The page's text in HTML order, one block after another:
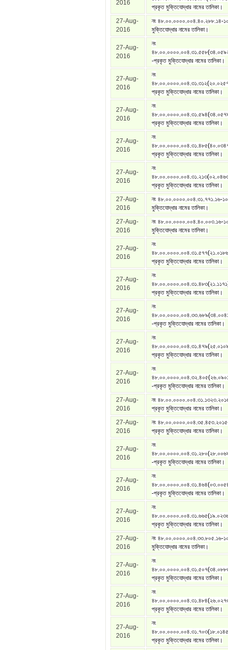
2016
প্রকৃত মুক্তিযোদ্ধার নামের তালিকা।
27-Aug-
2016
নং ৪৮.০০.০০০০.০০৪.৪০.২৮৮.১৪-
মুক্তিযোদ্ধার নামের তালিকা।
27-Aug-
2016
নং
-প্রকৃত মুক্তিযোদ্ধার নামের তালিকা।
27-Aug-
2016
নং
প্রকৃত মুক্তিযোদ্ধার নামের তালিকা।
27-Aug-
2016
নং
প্রকৃত মুক্তিযোদ্ধার নামের তালিকা।
27-Aug-
2016
নং
প্রকৃত মুক্তিযোদ্ধার নামের তালিকা।
27-Aug-
2016
নং
প্রকৃত মুক্তিযোদ্ধার নামের তালিকা।
27-Aug-
2016
নং ৪৮.০০.০০০০.০০৪.৩১.৭৭১.১৬-
মুক্তিযোদ্ধার নামের তালিকা।
27-Aug-
2016
নং ৪৮.০০.০০০০.০০৪.৪০.০০৩.১৬-
মুক্তিযোদ্ধার নামের তালিকা।
27-Aug-
2016
নং
প্রকৃত মুক্তিযোদ্ধার নামের তালিকা।
27-Aug-
2016
নং
প্রকৃত মুক্তিযোদ্ধার নামের তালিকা।
27-Aug-
2016
নং
-প্রকৃত মুক্তিযোদ্ধার নামের তালিকা।
27-Aug-
2016
নং
প্রকৃত মুক্তিযোদ্ধার নামের তালিকা।
27-Aug-
2016
নং
-প্রকৃত মুক্তিযোদ্ধার নামের তালিকা।
27-Aug-
2016
নং
প্রকৃত মুক্তিযোদ্ধার নামের তালিকা।
27-Aug-
2016
নং
প্রকৃত মুক্তিযোদ্ধার নামের তালিকা।
27-Aug-
2016
নং
-প্রকৃত মুক্তিযোদ্ধার নামের তালিকা।
27-Aug-
2016
নং
-প্রকৃত মুক্তিযোদ্ধার নামের তালিকা।
27-Aug-
2016
নং
প্রকৃত মুক্তিযোদ্ধার নামের তালিকা।
27-Aug-
2016
নং ৪৮.০০.০০০০.০০৪.৩৩.৮০৫.১৬-
মুক্তিযোদ্ধার নামের তালিকা।
27-Aug-
2016
নং
প্রকৃত মুক্তিযোদ্ধার নামের তালিকা।
27-Aug-
2016
নং
প্রকৃত মুক্তিযোদ্ধার নামের তালিকা।
27-Aug-
2016
নং
প্রকৃত মুক্তিযোদ্ধার নামের তালিকা।